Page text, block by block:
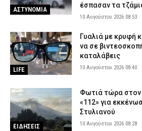
ΑΣΤΥΝΟΜΙΑ
έσπασαν τα
10 Αυγούστου 2026 08:53
LIFE
Γυαλιά με κρυφή
να σε
καταλάβεις
10 Αυγούστου 2026 08:40
ΕΙΔΗΣΕΙΣ
Φωτιά τώρα
«112» για
Στυλιανού
10 Αυγούστου 2026 08:28